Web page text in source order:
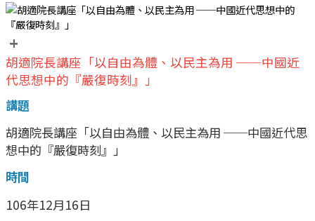
+
胡適院長講座「以自由為體、以民主為用 ──中國近
代思想中的『嚴復時刻』」
講題
胡適院長講座「以自由為體、以民主為用 ──中國近代思
想中的『嚴復時刻』」
時間
106年12月16日